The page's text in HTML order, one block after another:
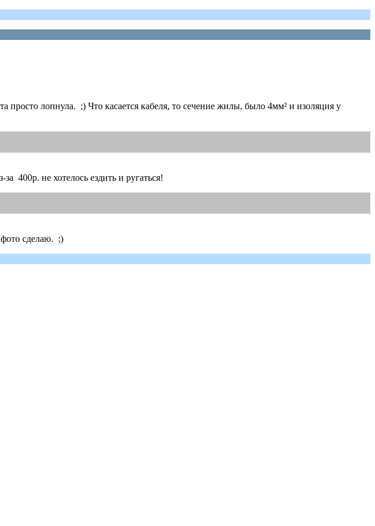
лопнула. ;) Что касается кабеля, то сечение жилы, было 4мм² и изоляция у
400р. не хотелось ездить и ругаться!
сделаю. ;)